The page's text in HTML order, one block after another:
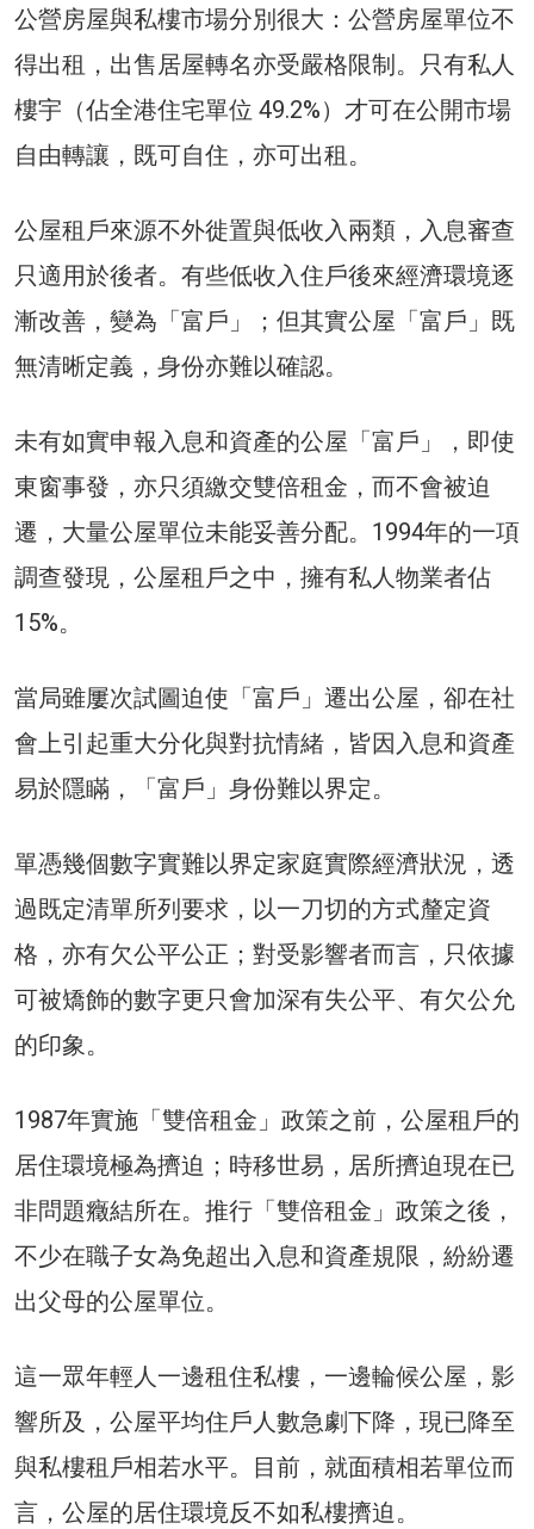
公營房屋與私樓市場分別很大：公營房屋單位不
得出租，出售居屋轉名亦受嚴格限制。只有私人
樓宇（佔全港住宅單位 49.2%）才可在公開市場
自由轉讓，既可自住，亦可出租。
公屋租戶來源不外徙置與低收入兩類，入息審查
只適用於後者。有些低收入住戶後來經濟環境逐
漸改善，變為「富戶」；但其實公屋「富戶」既
無清晰定義，身份亦難以確認。
未有如實申報入息和資產的公屋「富戶」，即使
東窗事發，亦只須繳交雙倍租金，而不會被迫
遷，大量公屋單位未能妥善分配。1994年的一項
調查發現，公屋租戶之中，擁有私人物業者佔
15%。
當局雖屢次試圖迫使「富戶」遷出公屋，卻在社
會上引起重大分化與對抗情緒，皆因入息和資產
易於隱瞞，「富戶」身份難以界定。
單憑幾個數字實難以界定家庭實際經濟狀況，透
過既定清單所列要求，以一刀切的方式釐定資
格，亦有欠公平公正；對受影響者而言，只依據
可被矯飾的數字更只會加深有失公平、有欠公允
的印象。
1987年實施「雙倍租金」政策之前，公屋租戶的
居住環境極為擠迫；時移世易，居所擠迫現在已
非問題癥結所在。推行「雙倍租金」政策之後，
不少在職子女為免超出入息和資產規限，紛紛遷
出父母的公屋單位。
這一眾年輕人一邊租住私樓，一邊輪候公屋，影
響所及，公屋平均住戶人數急劇下降，現已降至
與私樓租戶相若水平。目前，就面積相若單位而
言，公屋的居住環境反不如私樓擠迫。